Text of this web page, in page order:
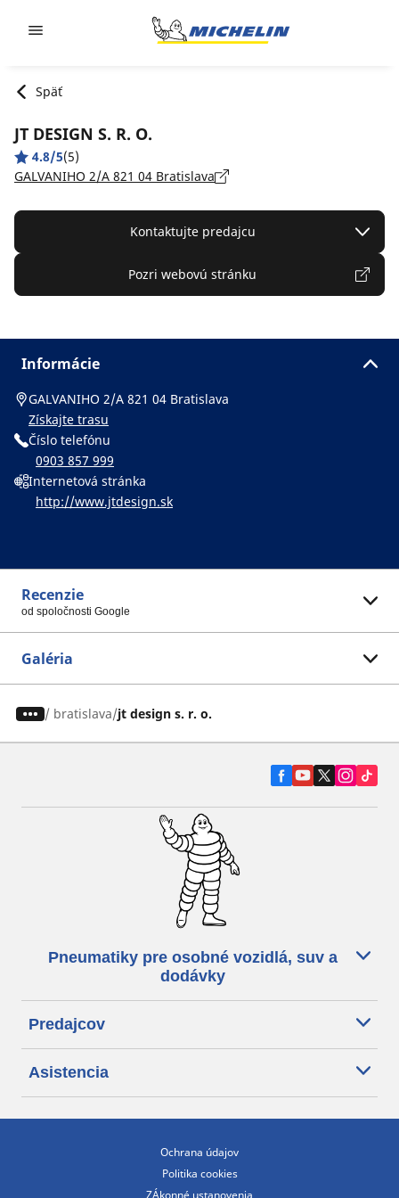
Späť
JT DESIGN S. R. O.
4.8/5(5)
GALVANIHO 2/A 821 04 Bratislava
Kontaktujte predajcu
Pozri webovú stránku
Informácie
GALVANIHO 2/A 821 04 Bratislava
Získajte trasu
Číslo telefónu
0903 857 999
Internetová stránka
http://www.jtdesign.sk
Recenzie
od spoločnosti Google
Galéria
/ bratislava jt design s. r. o.
Pneumatiky pre osobné vozidlá, suv a
dodávky
Predajcov
Asistencia
Ochrana údajov
Politika cookies
ZÁkonné ustanovenia